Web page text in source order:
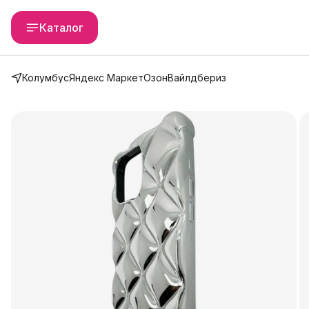
Каталог
КолумбусЯндекс МаркетОзонВайлдбериз